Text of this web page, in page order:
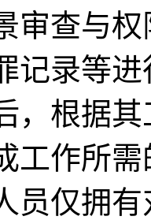
审查与
记录等
，根据
工作所
员仅拥